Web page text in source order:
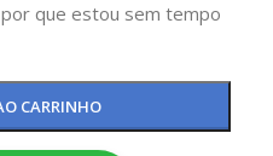
que estou sem tempo
CARRINHO